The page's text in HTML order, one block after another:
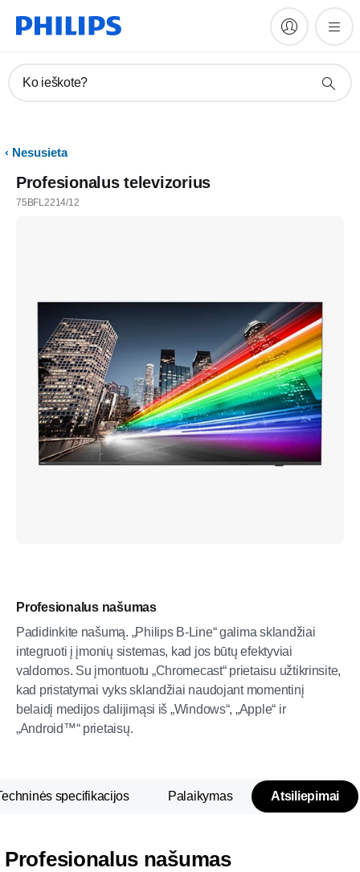
Ko ieškote?
Nesusieta
Profesionalus televizorius
75BFL2214/12
Profesionalus našumas
Padidinkite našumą. „Philips B-Line“ galima sklandžiai
integruoti į įmonių sistemas, kad jos būtų efektyviai
valdomos. Su įmontuotu „Chromecast“ prietaisu užtikrinsite,
kad pristatymai vyks sklandžiai naudojant momentinį
belaidį medijos dalijimąsi iš „Windows“, „Apple“ ir
„Android™“ prietaisų.
specifikacijos Palaikymas Atsiliepimai
Profesionalus našumas